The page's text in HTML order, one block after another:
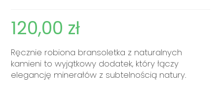
120,00 zł
Ręcznie robiona bransoletka z naturalnych
kamieni to wyjątkowy dodatek, który łączy
elegancję minerałów z subtelnością natury.